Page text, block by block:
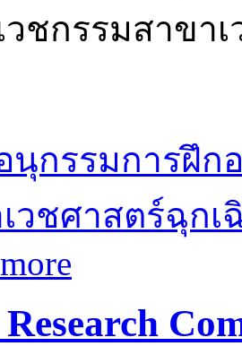
วชกรรมสาขา
กรรมการฝึก
วชศาสตร์ฉุกเ